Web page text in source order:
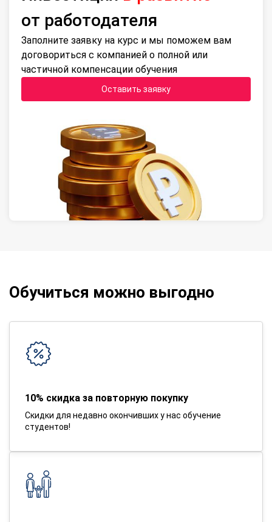
от работодателя
Заполните заявку на курс и мы поможем вам
договориться с компанией о полной или
частичной компенсации обучения
Оставить заявку
Обучиться можно выгодно
10% скидка за повторную покупку
Скидки для недавно окончивших у нас обучение
студентов!